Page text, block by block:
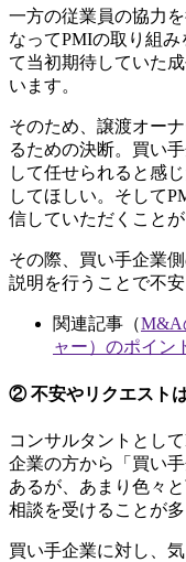
一方の従業員の協力
なってPMIの取り組
て当初期待していた
います。
そのため、譲渡オー
るための決断。買い
して任せられると感
してほしい。そして
信していただくこと
その際、買い手企業
説明を行うことで不
関連記事（M&A
ャー）のポイン
② 不安やリクエスト
コンサルタントとし
企業の方から「買い
あるが、あまり色々
相談を受けることが多
買い手企業に対し、